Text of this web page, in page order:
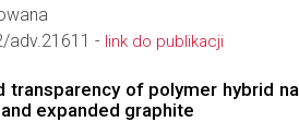
adv.21611 - link do publikacji
transparency of polymer hybrid
expanded graphite